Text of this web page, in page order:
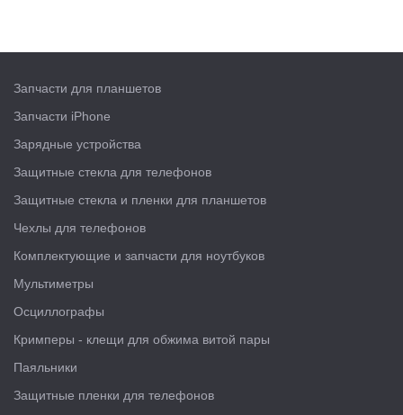
Запчасти для планшетов
Запчасти iPhone
Зарядные устройства
Защитные стекла для телефонов
Защитные стекла и пленки для планшетов
Чехлы для телефонов
Комплектующие и запчасти для ноутбуков
Мультиметры
Осциллографы
Кримперы - клещи для обжима витой пары
Паяльники
Защитные пленки для телефонов